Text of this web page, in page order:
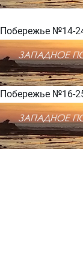
№14-
№16-